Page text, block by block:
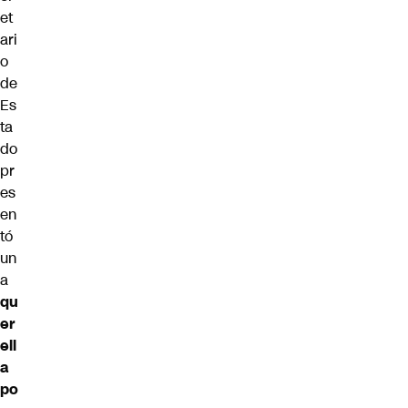
et
ari
o
de
Es
ta
do
pr
es
en
tó
un
a
qu
er
ell
a
po